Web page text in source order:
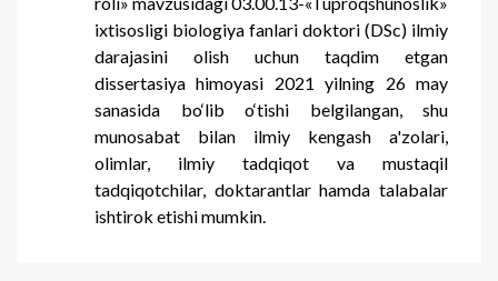
ixtisosligi biologiya fanlari doktori (DSc) ilmiy
darajasini olish uchun taqdim etgan
dissertasiya himoyasi 2021 yilning 26 may
sanasida bo‘lib o‘tishi belgilangan, shu
munosabat bilan ilmiy kengash a'zolari,
olimlar, ilmiy tadqiqot va mustaqil
tadqiqotchilar, doktarantlar hamda talabalar
ishtirok etishi mumkin.